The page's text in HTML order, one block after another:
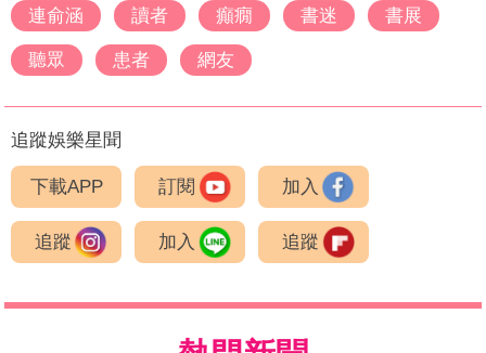
連俞涵
讀者 癲癇 書迷 書展
聽眾 患者 網友
追蹤娛樂星聞
下載APP 訂閱 加入
追蹤 加入 追蹤